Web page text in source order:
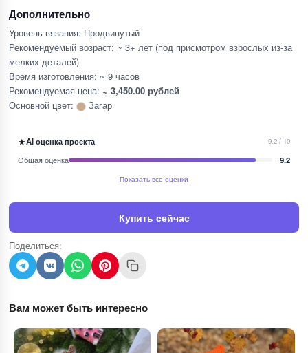
Дополнительно
Уровень вязания: Продвинутый
Рекомендуемый возраст: ~ 3+ лет (под присмотром взрослых из-за
мелких деталей)
Время изготовления: ~ 9 часов
Рекомендуемая цена: ~ 3,450.00 рублей
Основной цвет:
Загар
★AI оценка проекта 9.2 / 10
Общая оценка 9.2
Показать все оценки
Купить сейчас
Поделиться:
Вам может быть интересно